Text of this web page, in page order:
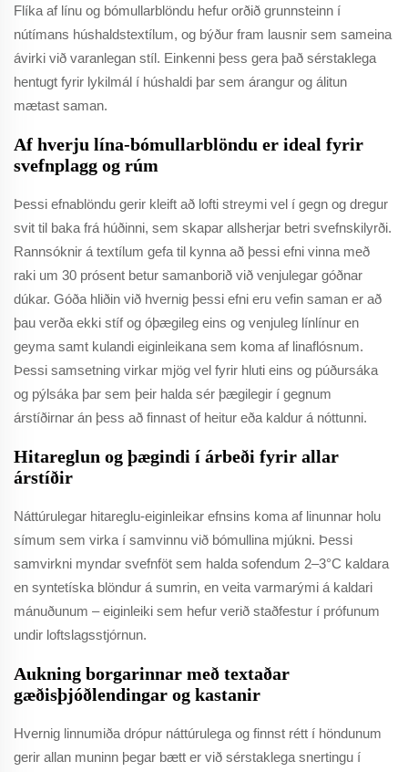
Flíka af línu og bómullarblöndu hefur orðið grunnsteinn í
nútímans húshaldstextílum, og býður fram lausnir sem sameina
ávirki við varanlegan stíl. Einkenni þess gera það sérstaklega
hentugt fyrir lykilmál í húshaldi þar sem árangur og álitun
mætast saman.
Af hverju lína-bómullarblöndu er ideal fyrir
svefnplagg og rúm
Þessi efnablöndu gerir kleift að lofti streymi vel í gegn og dregur
svit til baka frá húðinni, sem skapar allsherjar betri svefnskilyrði.
Rannsóknir á textílum gefa til kynna að þessi efni vinna með
raki um 30 prósent betur samanborið við venjulegar góðnar
dúkar. Góða hliðin við hvernig þessi efni eru vefin saman er að
þau verða ekki stíf og óþægileg eins og venjuleg línlínur en
geyma samt kulandi eiginleikana sem koma af linaflósnum.
Þessi samsetning virkar mjög vel fyrir hluti eins og púðursáka
og pýlsáka þar sem þeir halda sér þægilegir í gegnum
árstíðirnar án þess að finnast of heitur eða kaldur á nóttunni.
Hitareglun og þægindi í árbeði fyrir allar
árstíðir
Náttúrulegar hitareglu-eiginleikar efnsins koma af linunnar holu
símum sem virka í samvinnu við bómullina mjúkni. Þessi
samvirkni myndar svefnföt sem halda sofendum 2–3°C kaldara
en syntetíska blöndur á sumrin, en veita varmarými á kaldari
mánuðunum – eiginleiki sem hefur verið staðfestur í prófunum
undir loftslagsstjórnun.
Aukning borgarinnar með textaðar
gæðisþjóðlendingar og kastanir
Hvernig linnumiða drópur náttúrulega og finnst rétt í höndunum
gerir allan muninn þegar bætt er við sérstaklega snertingu í